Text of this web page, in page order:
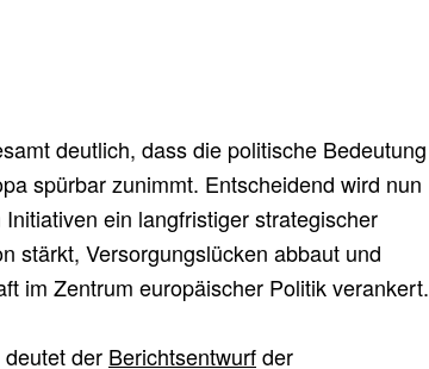
deutlich, dass die politische Bedeutung
spürbar zunimmt. Entscheidend wird nun
ein langfristiger strategischer
stärkt, Versorgungslücken abbaut und
im Zentrum europäischer Politik verankert.
der Berichtsentwurfder